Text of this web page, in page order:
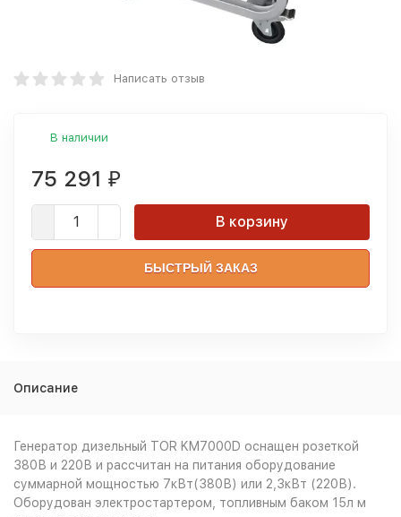
Написать отзыв
В наличии
75 291 ₽
В корзину
БЫСТРЫЙ ЗАКАЗ
Описание
Генератор дизельный TOR KM7000D оснащен розеткой
380В и 220В и рассчитан на питания оборудование
суммарной мощностью 7кВт(380В) или 2,3кВт (220В).
Оборудован электростартером, топливным баком 15л м